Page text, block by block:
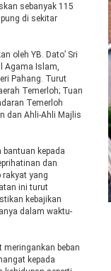
sebanyak 115
di sekitar
oleh YB. Dato’ Sri
Agama Islam,
Pahang. Turut
Temerloh; Tuan
Temerloh
dan Ahli-Ahli Majlis
kepada
dan
rakyat yang
ini turut
kebajikan
dalam waktu-
beban
kepada